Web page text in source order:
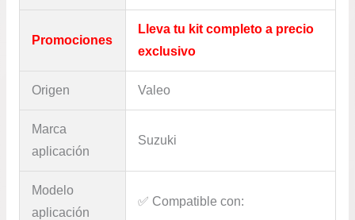
Promociones
Lleva tu kit completo a precio
exclusivo
Origen Valeo
Marca
aplicación
Suzuki
Modelo
aplicación
✅​ Compatible con: